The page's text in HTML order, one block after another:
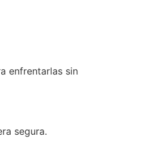
enfrentarlas sin
segura.